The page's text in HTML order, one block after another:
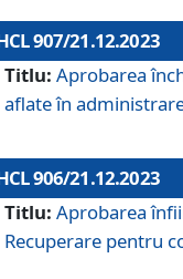
907/21.12.2023
Titlu: Aprobarea
aflate în
906/21.12.2023
Titlu: Aprobarea
Recuperare pentru